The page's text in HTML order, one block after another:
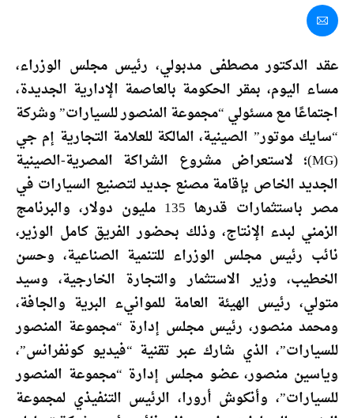
عقد الدكتور مصطفى مدبولي، رئيس مجلس الوزراء،
مساء اليوم، بمقر الحكومة بالعاصمة الإدارية الجديدة،
اجتماعًا مع مسئولي “مجموعة المنصور للسيارات” وشركة
“سايك موتور” الصينية، المالكة للعلامة التجارية إم جي
(MG)؛ لاستعراض مشروع الشراكة المصرية-الصينية
الجديد الخاص بإقامة مصنع جديد لتصنيع السيارات في
مصر باستثمارات قدرها 135 مليون دولار، والبرنامج
الزمني لبدء الإنتاج، وذلك بحضور الفريق كامل الوزير،
نائب رئيس مجلس الوزراء للتنمية الصناعية، وحسن
الخطيب، وزير الاستثمار والتجارة الخارجية، وسيد
متولي، رئيس الهيئة العامة للموانيء البرية والجافة،
ومحمد منصور، رئيس مجلس إدارة “مجموعة المنصور
للسيارات”، الذي شارك عبر تقنية “فيديو كونفرانس”،
وياسين منصور، عضو مجلس إدارة “مجموعة المنصور
للسيارات”، وأنكوش أرورا، الرئيس التنفيذي لمجموعة